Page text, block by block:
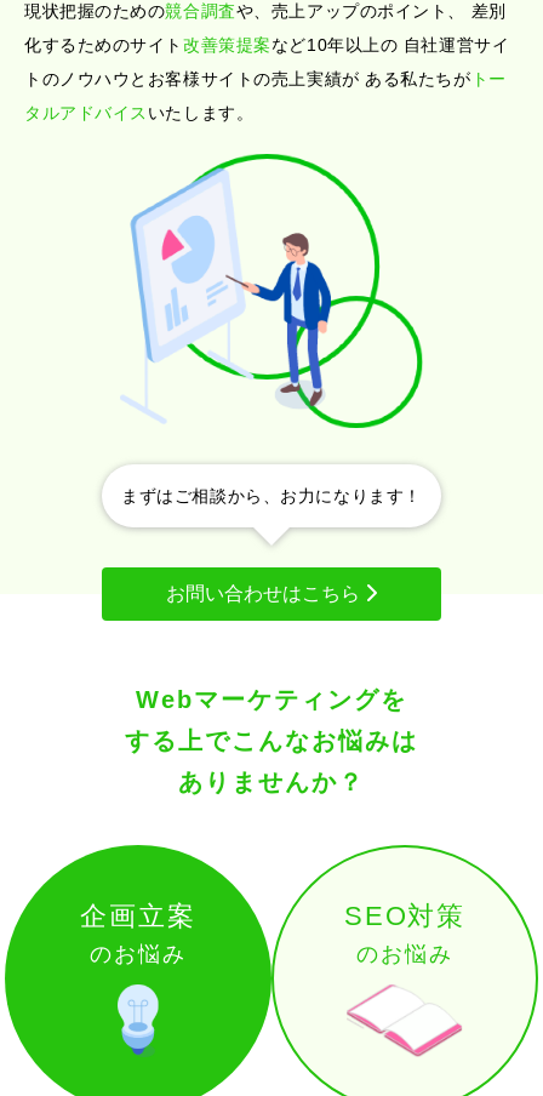
現状把握のための競合調査や、売上アップのポイント、
差別
化するためのサイト改善策提案など10年以上の 自社運営サイ
トのノウハウとお客様サイトの売上実績が ある私たちが トー
タルアドバイス いたします。
まずはご相談から、お力になります！
お問い合わせはこちら
Webマーケティングを
する上でこんなお悩みは
ありませんか？
企画立案
のお悩み
SEO対策
のお悩み